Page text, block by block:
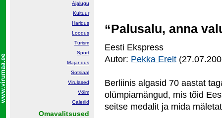
“Palusalu, anna
Eesti Ekspress
Autor: Pekka Erelt
Berliinis algasid 70 aastat
olümpiamängud, mis tõid
seitse medalit ja mida
Ajalugu
Kultuur
Haridus
Loodus
Turism
Sport
Majandus
Sotsiaal
Virulased
Võim
Galeriid
Omavalitsused